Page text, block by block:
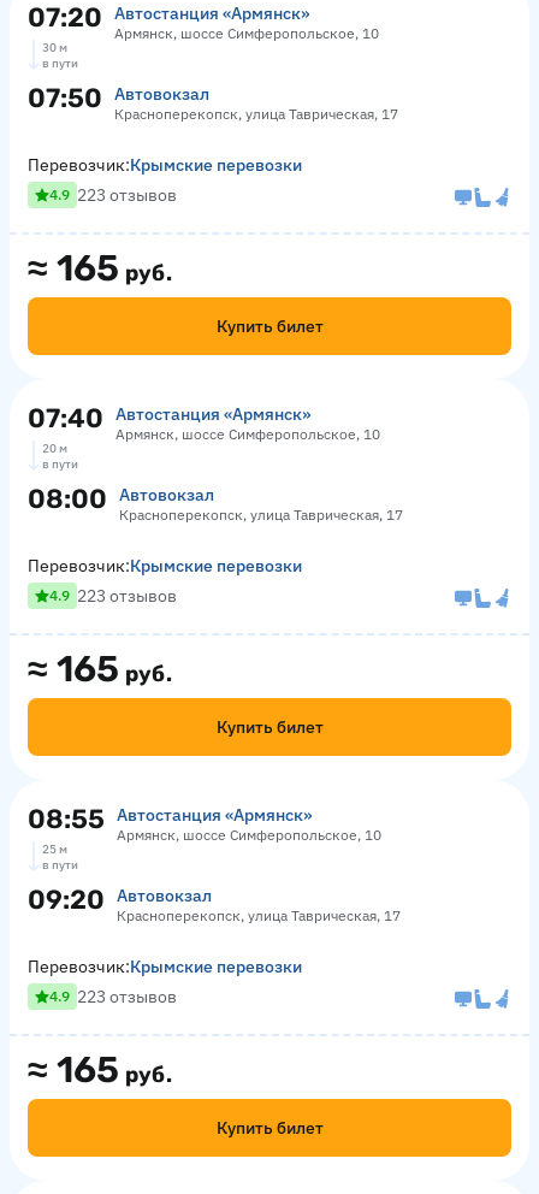
07:20 Автостанция «Армянск»
Армянск, шоссе Симферопольское, 10
30 м
в пути
07:50 Автовокзал
Красноперекопск, улица Таврическая, 17
≈ 165 руб.
Купить билет
Перевозчик:Крымские перевозки
4.9 223 отзывов
07:40 Автостанция «Армянск»
Армянск, шоссе Симферопольское, 10
20 м
в пути
08:00 Автовокзал
Красноперекопск, улица Таврическая, 17
≈ 165 руб.
Купить билет
Перевозчик:Крымские перевозки
4.9 223 отзывов
08:55 Автостанция «Армянск»
Армянск, шоссе Симферопольское, 10
25 м
в пути
09:20 Автовокзал
Красноперекопск, улица Таврическая, 17
≈ 165 руб.
Купить билет
Перевозчик:Крымские перевозки
4.9 223 отзывов